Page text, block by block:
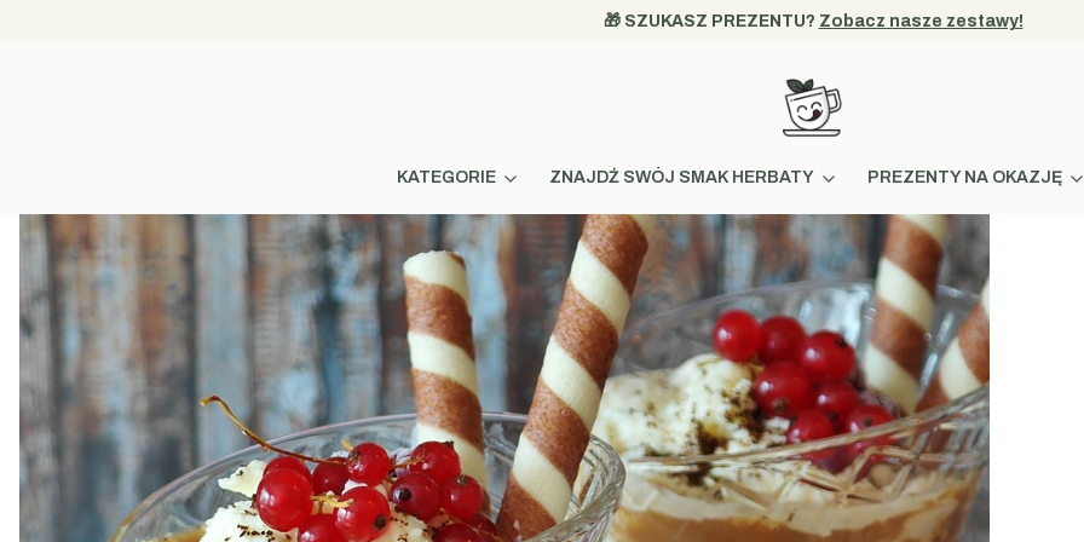
🎁 SZUKASZ PREZENTU? Zobacz nasze zestawy!
KATEGORIE ZNAJDŹ SWÓJ SMAK HERBATY PREZENTY NA OKAZJĘ